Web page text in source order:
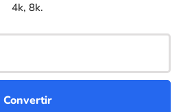
4k, 8k.